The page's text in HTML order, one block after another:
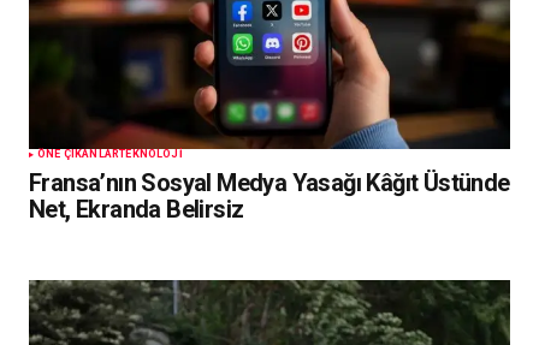
ÖNE ÇIKANLARTEKNOLOJI
Fransa’nın Sosyal Medya Yasağı Kâğıt Üstünde
Net, Ekranda Belirsiz